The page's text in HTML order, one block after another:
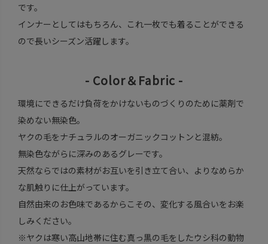
です。
インナーとしてはもちろん、これ一枚でも着ることができる
ので長いシーズン活躍します。
- Color＆Fabric -
環境にできるだけ負荷をかけないものづくりのために薬剤で
染めない無染色。
ヤクの毛をナチュラルのオーガニックコットンと混紡。
無染色ながらに深みのあるグレーです。
天然ならではの素材がお互いを引き立て合い、よりなめらか
な肌触りに仕上がっています。
自然由来のお色味であるからこその、変化する風合いをお楽
しみください。
※ヤクは寒い高山地帯に住む真っ黒の毛をしたウシ科の動物